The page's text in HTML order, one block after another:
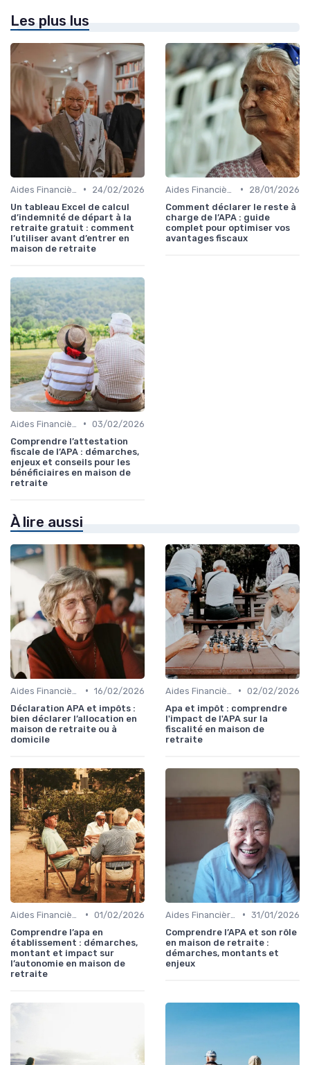
Les plus lus
•
24/02/2026
Un tableau Excel de calcul
d’indemnité de départ à la
retraite gratuit : comment
l’utiliser avant d’entrer en
maison de retraite
•
28/01/2026
Comment déclarer le reste à
charge de l’APA : guide
complet pour optimiser vos
avantages fiscaux
• 03/02/2026
Comprendre l’attestation
fiscale de l’APA : démarches,
enjeux et conseils pour les
bénéficiaires en maison de
retraite
À lire aussi
• 16/02/2026
Déclaration APA et impôts :
bien déclarer l’allocation en
maison de retraite ou à
domicile
• 02/02/2026
Apa et impôt : comprendre
l'impact de l'APA sur la
fiscalité en maison de
retraite
• 01/02/2026
Comprendre l’apa en
établissement : démarches,
montant et impact sur
l’autonomie en maison de
retraite
• 31/01/2026
Comprendre l’APA et son rôle
en maison de retraite :
démarches, montants et
enjeux